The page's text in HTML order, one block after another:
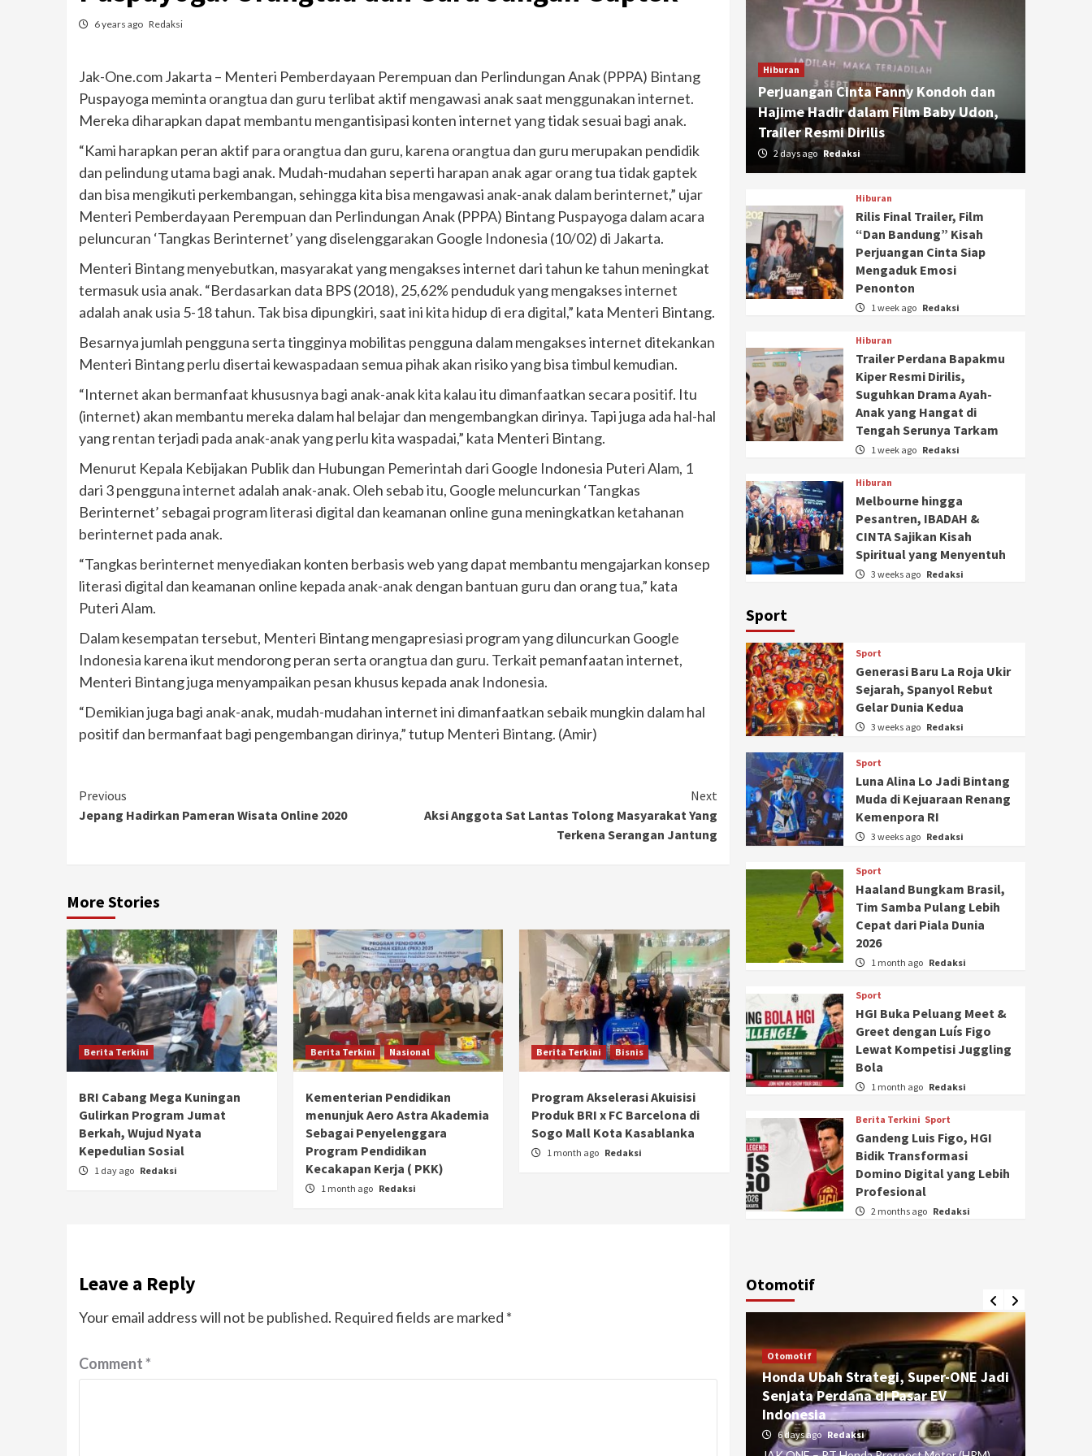
6 years ago Redaksi
Jak-One.com Jakarta – Menteri Pemberdayaan Perempuan dan Perlindungan Anak (PPPA) Bintang
Puspayoga meminta orangtua dan guru terlibat aktif mengawasi anak saat menggunakan internet.
Mereka diharapkan dapat membantu mengantisipasi konten internet yang tidak sesuai bagi anak.
“Kami harapkan peran aktif para orangtua dan guru, karena orangtua dan guru merupakan pendidik
dan pelindung utama bagi anak. Mudah-mudahan seperti harapan anak agar orang tua tidak gaptek
dan bisa mengikuti perkembangan, sehingga kita bisa mengawasi anak-anak dalam berinternet,” ujar
Menteri Pemberdayaan Perempuan dan Perlindungan Anak (PPPA) Bintang Puspayoga dalam acara
peluncuran ‘Tangkas Berinternet’ yang diselenggarakan Google Indonesia (10/02) di Jakarta.
Menteri Bintang menyebutkan, masyarakat yang mengakses internet dari tahun ke tahun meningkat
termasuk usia anak. “Berdasarkan data BPS (2018), 25,62% penduduk yang mengakses internet
adalah anak usia 5-18 tahun. Tak bisa dipungkiri, saat ini kita hidup di era digital,” kata Menteri Bintang.
Besarnya jumlah pengguna serta tingginya mobilitas pengguna dalam mengakses internet ditekankan
Menteri Bintang perlu disertai kewaspadaan semua pihak akan risiko yang bisa timbul kemudian.
“Internet akan bermanfaat khususnya bagi anak-anak kita kalau itu dimanfaatkan secara positif. Itu
(internet) akan membantu mereka dalam hal belajar dan mengembangkan dirinya. Tapi juga ada hal-hal
yang rentan terjadi pada anak-anak yang perlu kita waspadai,” kata Menteri Bintang.
Menurut Kepala Kebijakan Publik dan Hubungan Pemerintah dari Google Indonesia Puteri Alam, 1
dari 3 pengguna internet adalah anak-anak. Oleh sebab itu, Google meluncurkan ‘Tangkas
Berinternet’ sebagai program literasi digital dan keamanan online guna meningkatkan ketahanan
berinternet pada anak.
“Tangkas berinternet menyediakan konten berbasis web yang dapat membantu mengajarkan konsep
literasi digital dan keamanan online kepada anak-anak dengan bantuan guru dan orang tua,” kata
Puteri Alam.
Dalam kesempatan tersebut, Menteri Bintang mengapresiasi program yang diluncurkan Google
Indonesia karena ikut mendorong peran serta orangtua dan guru. Terkait pemanfaatan internet,
Menteri Bintang juga menyampaikan pesan khusus kepada anak Indonesia.
“Demikian juga bagi anak-anak, mudah-mudahan internet ini dimanfaatkan sebaik mungkin dalam hal
positif dan bermanfaat bagi pengembangan dirinya,” tutup Menteri Bintang. (Amir)
Continue
Reading
Previous
Jepang Hadirkan Pameran Wisata Online 2020
Next
Aksi Anggota Sat Lantas Tolong Masyarakat Yang
Terkena Serangan Jantung
More Stories
Berita Terkini
BRI Cabang Mega Kuningan
Gulirkan Program Jumat
Berkah, Wujud Nyata
Kepedulian Sosial
1 day ago Redaksi
Berita Terkini Nasional
Kementerian Pendidikan
menunjuk Aero Astra Akademia
Sebagai Penyelenggara
Program Pendidikan
Kecakapan Kerja ( PKK)
1 month ago Redaksi
Berita Terkini Bisnis
Program Akselerasi Akuisisi
Produk BRI x FC Barcelona di
Sogo Mall Kota Kasablanka
1 month ago Redaksi
Leave a Reply
Your email address will not be published. Required fields are marked *
Comment*
Hiburan
Perjuangan Cinta Fanny Kondoh dan
Hajime Hadir dalam Film Baby Udon,
Trailer Resmi Dirilis
2 days ago Redaksi
Hiburan
Rilis Final Trailer, Film
“Dan Bandung” Kisah
Perjuangan Cinta Siap
Mengaduk Emosi
Penonton
1 week ago Redaksi
Hiburan
Trailer Perdana Bapakmu
Kiper Resmi Dirilis,
Suguhkan Drama Ayah-
Anak yang Hangat di
Tengah Serunya Tarkam
1 week ago Redaksi
Hiburan
Melbourne hingga
Pesantren, IBADAH &
CINTA Sajikan Kisah
Spiritual yang Menyentuh
3 weeks ago Redaksi
Sport
Sport
Generasi Baru La Roja Ukir
Sejarah, Spanyol Rebut
Gelar Dunia Kedua
3 weeks ago Redaksi
Sport
Luna Alina Lo Jadi Bintang
Muda di Kejuaraan Renang
Kemenpora RI
3 weeks ago Redaksi
Sport
Haaland Bungkam Brasil,
Tim Samba Pulang Lebih
Cepat dari Piala Dunia
2026
1 month ago Redaksi
Sport
HGI Buka Peluang Meet &
Greet dengan Luís Figo
Lewat Kompetisi Juggling
Bola
1 month ago Redaksi
Berita Terkini Sport
Gandeng Luis Figo, HGI
Bidik Transformasi
Domino Digital yang Lebih
Profesional
2 months ago Redaksi
Otomotif
Otomotif
Honda Ubah Strategi, Super-ONE Jadi
Senjata Perdana di Pasar EV
Indonesia
6 days ago Redaksi